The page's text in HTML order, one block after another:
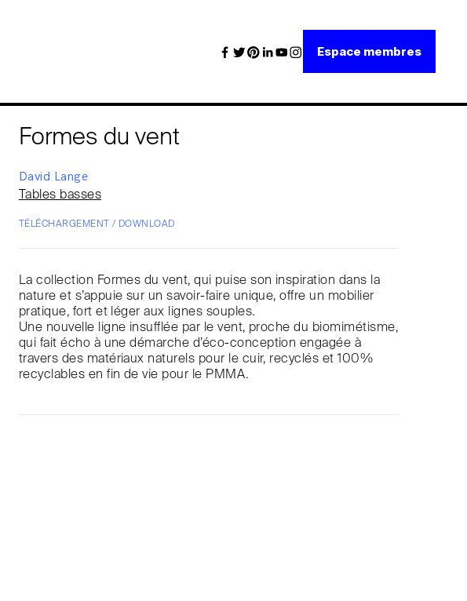
Espace membres
Formes du vent
David Lange
Tables basses
TÉLÉCHARGEMENT / DOWNLOAD
La collection Formes du vent, qui puise son inspiration dans la
nature et s’appuie sur un savoir-faire unique, offre un mobilier
pratique, fort et léger aux lignes souples.
Une nouvelle ligne insufflée par le vent, proche du biomimétisme,
qui fait écho à une démarche d’éco-conception engagée à
travers des matériaux naturels pour le cuir, recyclés et 100%
recyclables en fin de vie pour le PMMA.